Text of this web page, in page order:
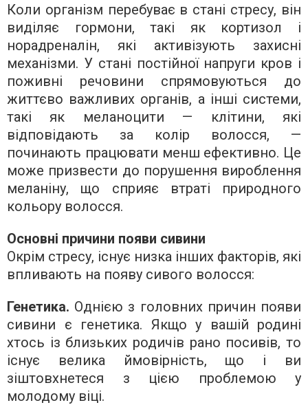
Коли організм перебуває в стані стресу, він
виділяє гормони, такі як кортизол і
норадреналін, які активізують захисні
механізми. У стані постійної напруги кров і
поживні речовини спрямовуються до
життєво важливих органів, а інші системи,
такі як меланоцити — клітини, які
відповідають за колір волосся, —
починають працювати менш ефективно. Це
може призвести до порушення вироблення
меланіну, що сприяє втраті природного
кольору волосся.
Основні причини появи сивини
Окрім стресу, існує низка інших факторів, які
впливають на появу сивого волосся:
Генетика. Однією з головних причин появи
сивини є генетика. Якщо у вашій родині
хтось із близьких родичів рано посивів, то
існує велика ймовірність, що і ви
зіштовхнетеся з цією проблемою у
молодому віці.